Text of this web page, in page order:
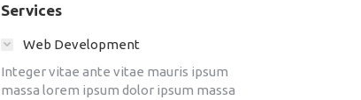
Services
Web Development
Integer vitae ante vitae mauris ipsum
massa lorem ipsum dolor ipsum massa